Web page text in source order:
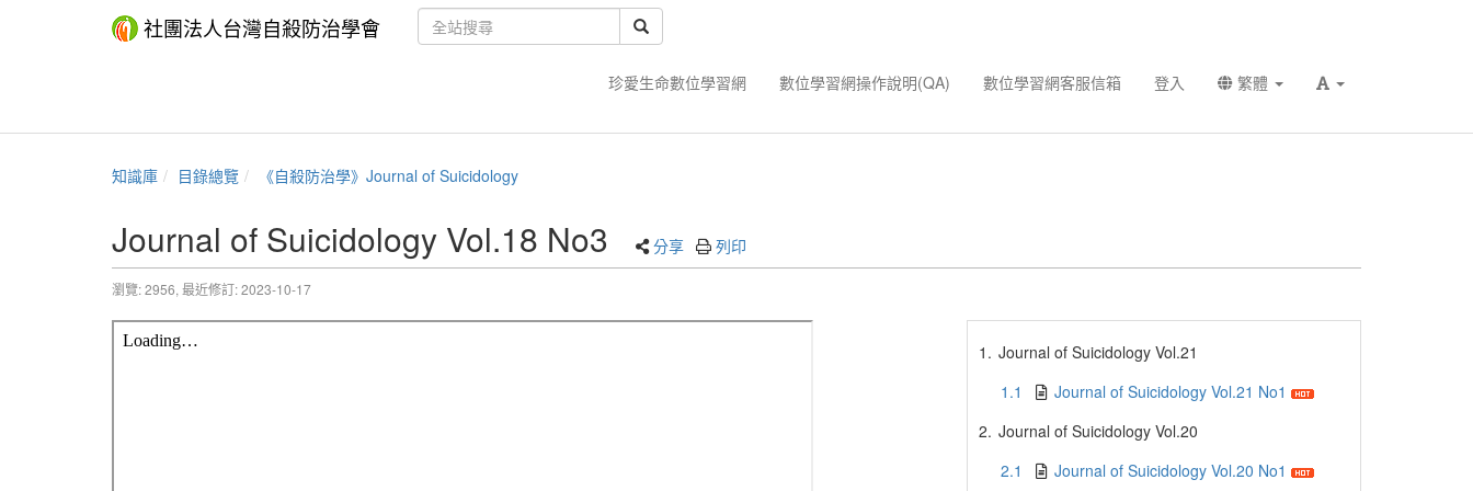
社團法人台灣自殺防治學會
珍愛生命數位學習網 數位學習網操作說明(QA) 數位學習網客服信箱 登入 繁體
知識庫 目錄總覽 《自殺防治學》Journal of Suicidology
Journal of Suicidology Vol.18 No3 分享 列印
瀏覽: 2956, 最近修訂: 2023-10-17
1. Journal of Suicidology Vol.21
1.1
Journal of Suicidology Vol.21 No1
2. Journal of Suicidology Vol.20
2.1
Journal of Suicidology Vol.20 No1